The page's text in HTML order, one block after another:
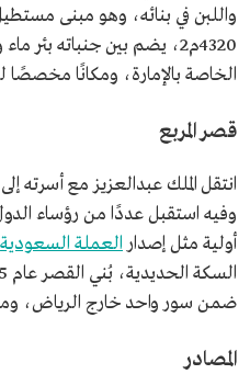
واللبن في بنائه، وهو مبنى
4320م2، يضم بين جنباته
الخاصة بالإمارة، ومكانًا مخصصًا
قصر المربع
وفيه استقبل عددًا من رؤساء
أولية مثل إصدار العملة السعودية
ضمن سور واحد خارج الرياض،
المصادر